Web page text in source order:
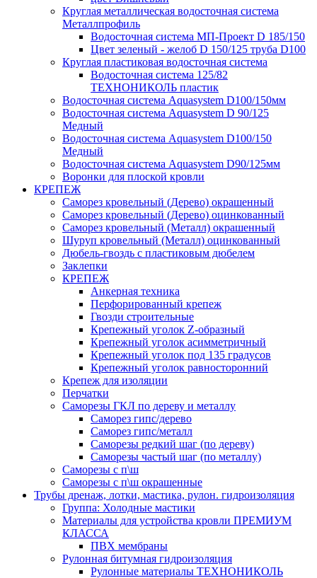
Круглая металлическая водосточная система
Металлпрофиль
Водосточная система МП-Проект D 185/150
Цвет зеленый - желоб D 150/125 труба D100
Круглая пластиковая водосточная система
Водосточная система 125/82
ТЕХНОНИКОЛЬ пластик
Водосточная система Aquasystem D100/150мм
Водосточная система Aquasystem D 90/125
Медный
Водосточная система Aquasystem D100/150
Медный
Водосточная система Aquasystem D90/125мм
Воронки для плоской кровли
КРЕПЕЖ
Саморез кровельный (Дерево) окрашенный
Саморез кровельный (Дерево) оцинкованный
Саморез кровельный (Металл) окрашенный
Шуруп кровельный (Металл) оцинкованный
Дюбель-гвоздь с пластиковым дюбелем
Заклепки
КРЕПЕЖ
Анкерная техника
Перфорированный крепеж
Гвозди строительные
Крепежный уголок Z-образный
Крепежный уголок асимметричный
Крепежный уголок под 135 градусов
Крепежный уголок равносторонний
Крепеж для изоляции
Перчатки
Саморезы ГКЛ по дереву и металлу
Саморез гипс/дерево
Саморез гипс/металл
Саморезы редкий шаг (по дереву)
Саморезы частый шаг (по металлу)
Саморезы с п\ш
Саморезы с п\ш окрашенные
Трубы дренаж, лотки, мастика, рулон. гидроизоляция
Группа: Холодные мастики
Материалы для устройства кровли ПРЕМИУМ
КЛАССА
ПВХ мембраны
Рулонная битумная гидроизоляция
Рулонные материалы ТЕХНОНИКОЛЬ